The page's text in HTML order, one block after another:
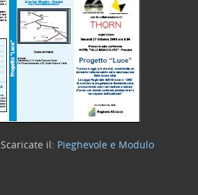
Scaricate il: Pieghevole e Modulo